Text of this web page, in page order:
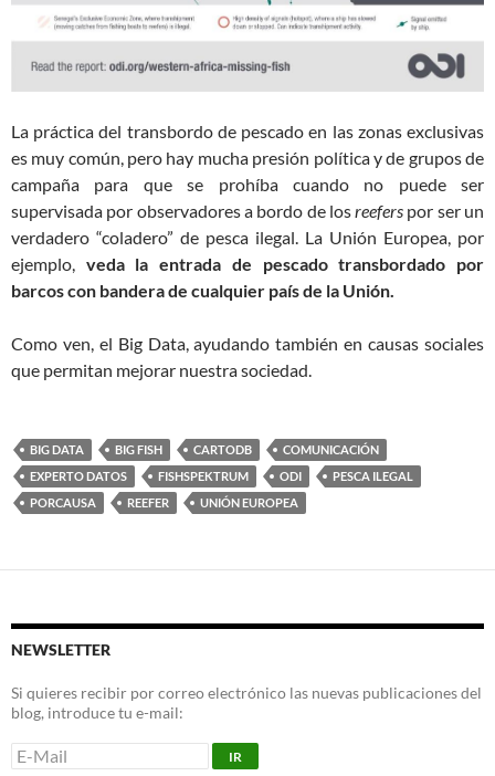
La práctica del transbordo de pescado en las zonas exclusivas
es muy común, pero hay mucha presión política y de grupos de
campaña para que se prohíba cuando no puede ser
supervisada por observadores a bordo de losreefers por ser un
verdadero “coladero” de pesca ilegal. La Unión Europea, por
ejemplo, veda la entrada de pescado transbordado por
barcos con bandera de cualquier país de la Unión.
Como ven, el Big Data, ayudando también en causas sociales
que permitan mejorar nuestra sociedad.
BIG DATA BIG FISH CARTODB
COMUNICACIÓN
EXPERTO DATOS
FISHSPEKTRUM ODI
PESCA ILEGAL
PORCAUSA
REEFER UNIÓN EUROPEA
NEWSLETTER
Si quieres recibir por correo electrónico las nuevas publicaciones del
blog, introduce tu e-mail: